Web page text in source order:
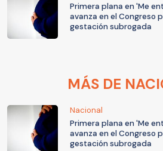
Primera plana en 'Me
avanza en el Congreso
gestación subrogada
MÁS DE
Nacional
Primera plana en 'Me
avanza en el Congreso
gestación subrogada